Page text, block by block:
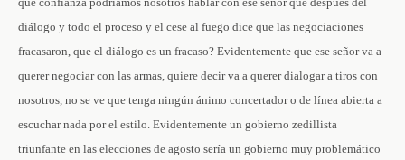
diálogo y todo el proceso y el cese al fuego dice que las negociaciones
fracasaron, que el diálogo es un fracaso? Evidentemente que ese señor va a
querer negociar con las armas, quiere decir va a querer dialogar a tiros con
nosotros, no se ve que tenga ningún ánimo concertador o de línea abierta a
escuchar nada por el estilo. Evidentemente un gobierno zedillista
triunfante en las elecciones de agosto sería un gobierno muy problemático